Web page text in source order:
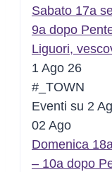
Sabato 17a
9a dopo
Liguori,
1 Ago 26
#_TOWN
Eventi su 2
02 Ago
Domenica
– 10a dopo